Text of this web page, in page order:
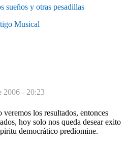
sueños y otras pesadillas
Musical
2006 - 20:23
los resultados, entonces
hoy solo nos queda desear exito
democrático prediomine.